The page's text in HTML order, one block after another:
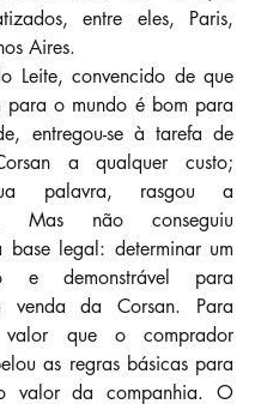
entre eles, Paris,
Aires.
Leite, convencido de que
para o mundo é bom para
entregou-se à tarefa de
a qualquer custo;
palavra, rasgou a
Mas não conseguiu
base legal: determinar um
e demonstrável para
venda da Corsan. Para
que o comprador
as regras básicas para
valor da companhia. O